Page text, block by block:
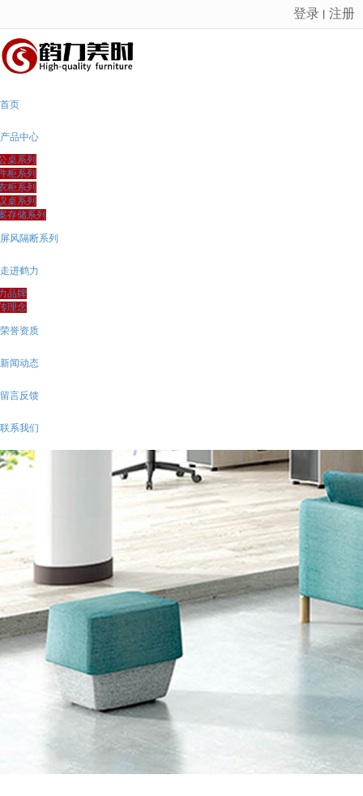
很遗憾，因您的浏览器版本过低导致无法获得最佳浏览体验，推荐下载安装谷歌浏览器！
登录 注册
首页
产品中心
桌系列
柜系列
柜系列
桌系列
存储系列
屏风隔断系列
走进鹤力
品牌
理念
荣誉资质
新闻动态
留言反馈
联系我们